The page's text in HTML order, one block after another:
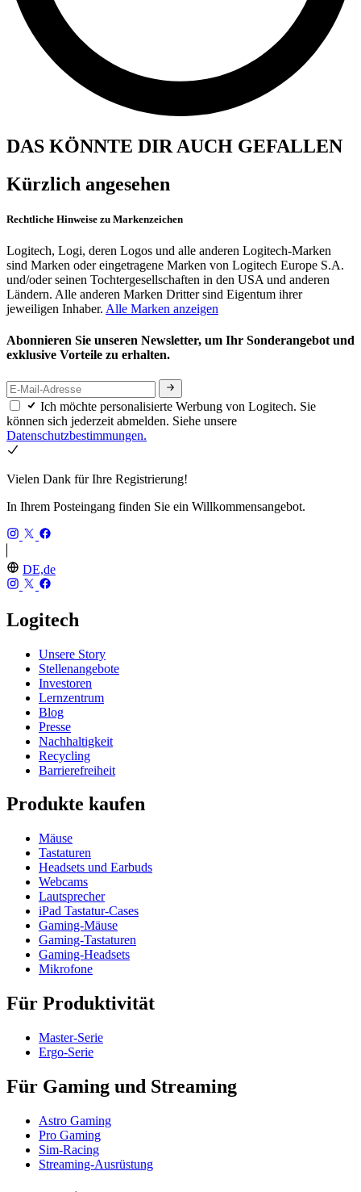
DAS KÖNNTE DIR AUCH GEFALLEN
Kürzlich angesehen
Rechtliche Hinweise zu Markenzeichen
Logitech, Logi, deren Logos und alle anderen Logitech-Marken
sind Marken oder eingetragene Marken von Logitech Europe S.A.
und/oder seinen Tochtergesellschaften in den USA und anderen
Ländern. Alle anderen Marken Dritter sind Eigentum ihrer
jeweiligen Inhaber. Alle Marken anzeigen
Abonnieren Sie unseren Newsletter, um Ihr Sonderangebot und
exklusive Vorteile zu erhalten.
Ich möchte personalisierte Werbung von Logitech. Sie
können sich jederzeit abmelden. Siehe unsere
Datenschutzbestimmungen.
Vielen Dank für Ihre Registrierung!
In Ihrem Posteingang finden Sie ein Willkommensangebot.
DE,de
Logitech
Unsere Story
Stellenangebote
Investoren
Lernzentrum
Blog
Presse
Nachhaltigkeit
Recycling
Barrierefreiheit
Produkte kaufen
Mäuse
Tastaturen
Headsets und Earbuds
Webcams
Lautsprecher
iPad Tastatur-Cases
Gaming-Mäuse
Gaming-Tastaturen
Gaming-Headsets
Mikrofone
Für Produktivität
Master-Serie
Ergo-Serie
Für Gaming und Streaming
Astro Gaming
Pro Gaming
Sim-Racing
Streaming-Ausrüstung